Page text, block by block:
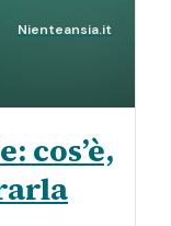
Nienteansia.it
cos’è,